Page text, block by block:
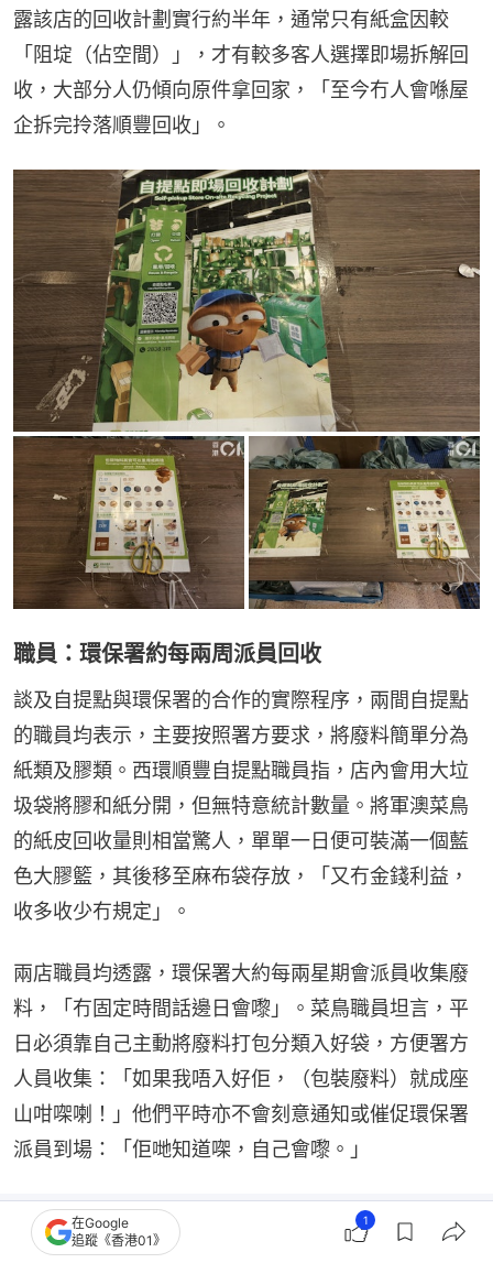
露該店的回收計劃實行約半年，通常只有紙盒因較
「阻埞（佔空間）」，才有較多客人選擇即場拆解回
收，大部分人仍傾向原件拿回家，「至今冇人會喺屋
企拆完拎落順豐回收」。
職員：環保署約每兩周派員回收
談及自提點與環保署的合作的實際程序，兩間自提點
的職員均表示，主要按照署方要求，將廢料簡單分為
紙類及膠類。西環順豐自提點職員指，店內會用大垃
圾袋將膠和紙分開，但無特意統計數量。將軍澳菜鳥
的紙皮回收量則相當驚人，單單一日便可裝滿一個藍
色大膠籃，其後移至麻布袋存放，「又冇金錢利益，
收多收少冇規定」。
兩店職員均透露，環保署大約每兩星期會派員收集廢
料，「冇固定時間話邊日會嚟」。菜鳥職員坦言，平
日必須靠自己主動將廢料打包分類入好袋，方便署方
人員收集：「如果我唔入好佢，（包裝廢料）就成座
山咁㗎喇！」他們平時亦不會刻意通知或催促環保署
派員到場：「佢哋知道㗎，自己會嚟。」
在Google
追蹤《香港01》
1